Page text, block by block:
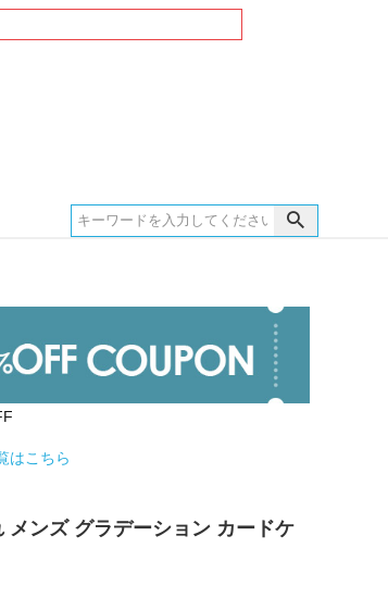
はこちら
メンズ グラデーション カードケ